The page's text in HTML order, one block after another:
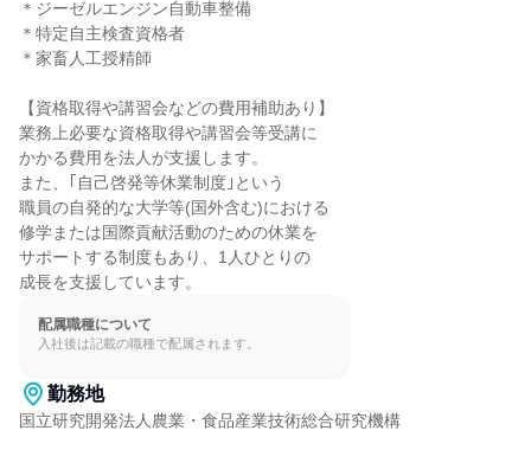
＊ジーゼルエンジン自動車整備
＊特定自主検査資格者
＊家畜人工授精師
【資格取得や講習会などの費用補助あり】
業務上必要な資格取得や講習会等受講に
かかる費用を法人が支援します。
また、｢自己啓発等休業制度｣という
職員の自発的な大学等(国外含む)における
修学または国際貢献活動のための休業を
サポートする制度もあり、1人ひとりの
成長を支援しています。
配属職種について
入社後は記載の職種で配属されます。
勤務地
国立研究開発法人農業・食品産業技術総合研究機構